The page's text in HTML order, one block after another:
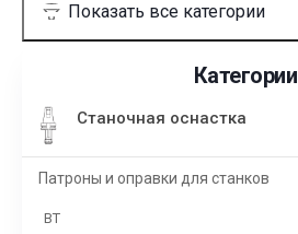
Категории
Станочная оснастка
Патроны и оправки для станков
BT